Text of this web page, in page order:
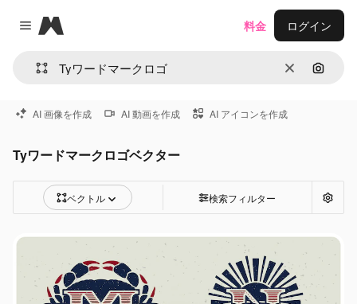
Close menu
Magnific
消去 画像で
料金 ログイン
AI 画像を作成 AI 動画を作成 AI アイコンを作成
Tyワードマークロゴベクター
ベクトル 検索フィルター